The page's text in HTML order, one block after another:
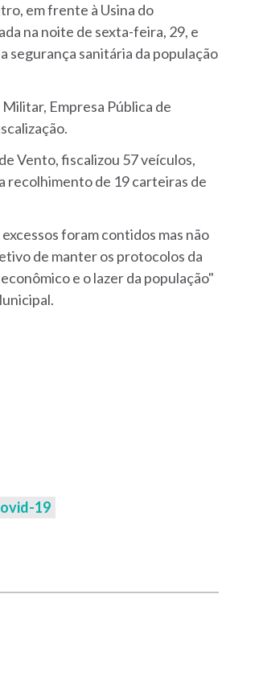
em frente à Usina do
na noite de sexta-feira, 29, e
segurança sanitária da população
Empresa Pública de
Vento, fiscalizou 57 veículos,
recolhimento de 19 carteiras de
foram contidos mas não
de manter os protocolos da
e o lazer da população"
19